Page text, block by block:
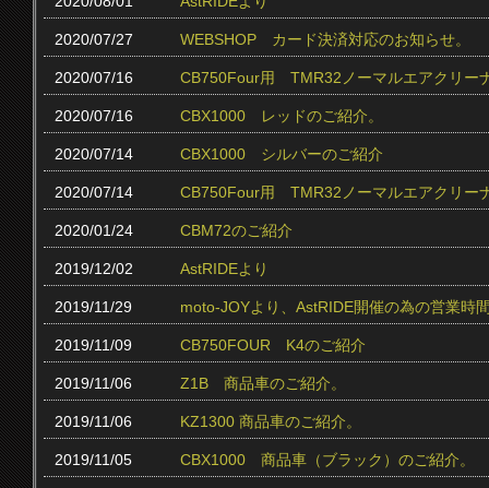
2020/07/27 WEBSHOP カード決済対応のお知らせ。
2020/07/16 CB750Four用 TMR32ノーマルエアクリー
2020/07/16 CBX1000 レッドのご紹介。
2020/07/14 CBX1000 シルバーのご紹介
2020/07/14 CB750Four用 TMR32ノーマルエアクリー
2020/01/24 CBM72のご紹介
2019/12/02 AstRIDEより
2019/11/29 moto-JOYより、AstRIDE開催の為の営業時
2019/11/09 CB750FOUR K4のご紹介
2019/11/06 Z1B 商品車のご紹介。
2019/11/06 KZ1300 商品車のご紹介。
2019/11/05 CBX1000 商品車（ブラック）のご紹介。